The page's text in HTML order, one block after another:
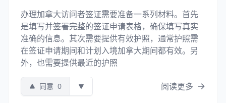
办理加拿大访问者签证需要准备一系列材料。首先
是填写并签署完整的签证申请表格，确保填写真实
准确的信息。其次需要提供有效护照，通常护照需
在签证申请期间和计划入境加拿大期间都有效。另
外，也需要提供最近的护照
同意 0 阅读更多